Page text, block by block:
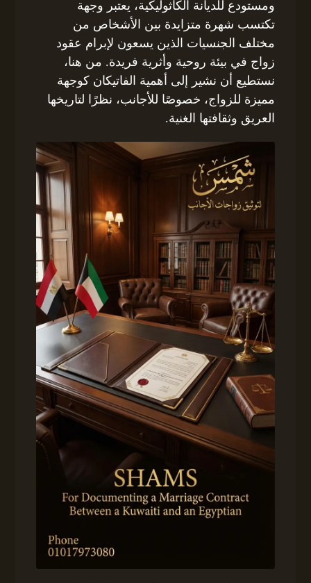
ومستودع للديانة الكاثوليكية، يعتبر وجهة
تكتسب شهرة متزايدة بين الأشخاص من
مختلف الجنسيات الذين يسعون لإبرام عقود
زواج في بيئة روحية وأثرية فريدة. من هنا،
نستطيع أن نشير إلى أهمية الفاتيكان كوجهة
مميزة للزواج، خصوصًا للأجانب، نظرًا لتاريخها
العريق وثقافتها الغنية.